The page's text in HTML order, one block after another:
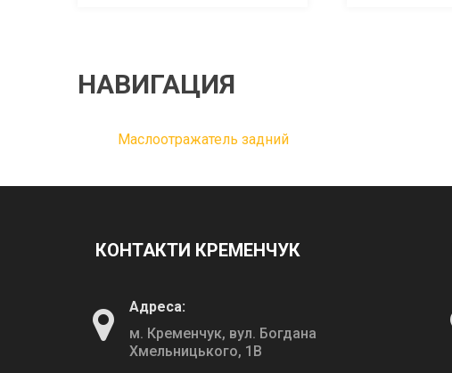
НАВИГАЦИЯ
Маслоотражатель задний
КОНТАКТИ КРЕМЕНЧУК
Адреса:
м. Кременчук, вул. Богдана
Хмельницького, 1В